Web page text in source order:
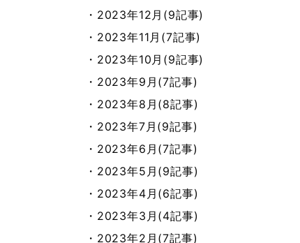
・2023年12月(9記事)
・2023年11月(7記事)
・2023年10月(9記事)
・2023年9月(7記事)
・2023年8月(8記事)
・2023年7月(9記事)
・2023年6月(7記事)
・2023年5月(9記事)
・2023年4月(6記事)
・2023年3月(4記事)
・2023年2月(7記事)